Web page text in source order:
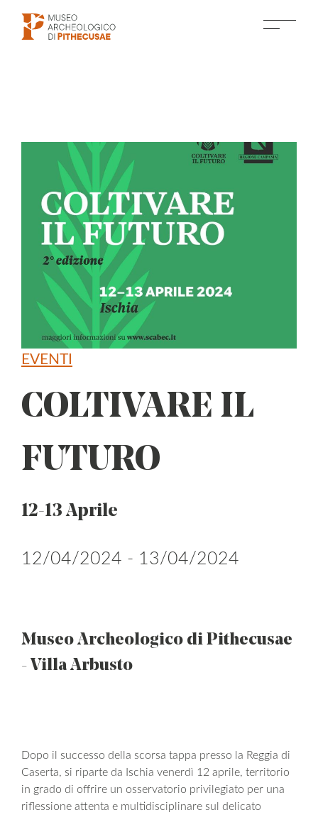
EVENTI
COLTIVARE IL
FUTURO
12-13 Aprile
12/04/2024 - 13/04/2024
Museo Archeologico di Pithecusae
- Villa Arbusto
Dopo il successo della scorsa tappa presso la Reggia di
Caserta, si riparte da Ischia venerdì 12 aprile, territorio
in grado di offrire un osservatorio privilegiato per una
riflessione attenta e multidisciplinare sul delicato